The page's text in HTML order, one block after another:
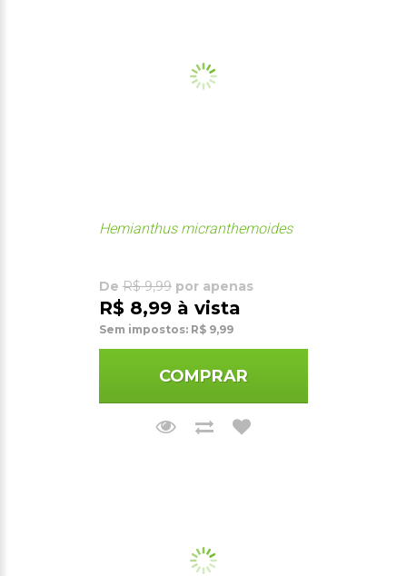
Hemianthus micranthemoides
De R$ 9,99 por apenas
R$ 8,99 à vista
Sem impostos: R$ 9,99
COMPRAR